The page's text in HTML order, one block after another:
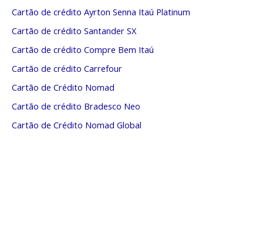
Cartão de crédito Ayrton Senna Itaú Platinum
Cartão de crédito Santander SX
Cartão de crédito Compre Bem Itaú
Cartão de crédito Carrefour
Cartão de Crédito Nomad
Cartão de crédito Bradesco Neo
Cartão de Crédito Nomad Global